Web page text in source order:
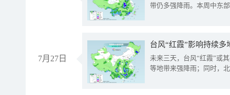
带仍多强降雨。本周中东
7月27日
台风“红霞”影响持续
未来三天，台风“红霞”或
等地带来强降雨；同时，